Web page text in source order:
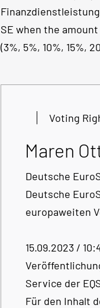
SE when the
(3%, 5%, 10%, 15%,
Voting
Maren
Deutsche
Deutsche
europaweiten
15.09.2023 /
Service der
Für den Inhalt